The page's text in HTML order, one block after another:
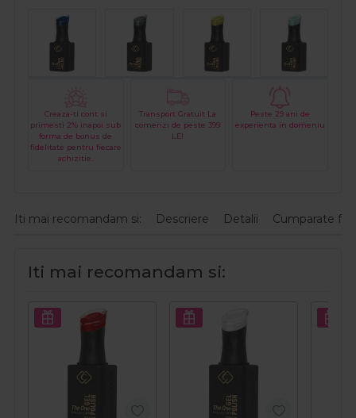
Creaza-ti cont si
primesti 2% inapoi sub
forma de bonus de
fidelitate pentru fiecare
achizitie.
Transport Gratuit La
comenzi de peste 399
LEI
Peste 29 ani de
experienta in domeniu
Iti mai recomandam si: Descriere Detalii Cumparate
Iti mai recomandam si: